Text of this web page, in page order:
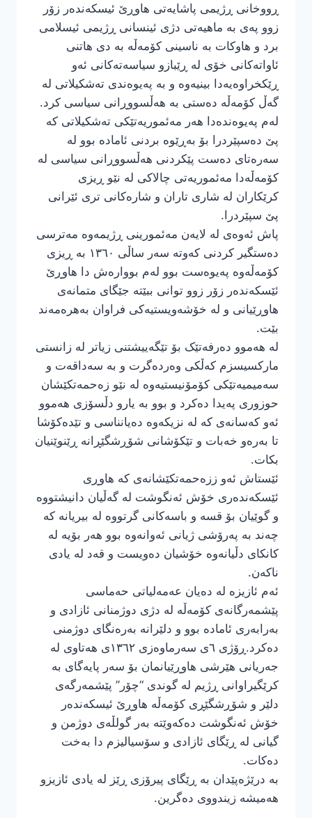
ڕووخانی ڕژیمی پاشایەتی هاوڕێ ئیسکەندەر زۆر
زوو پەی بە ماهیەتی دژی ئینسانی ڕژیمی ئیسلامی
برد و هاوکات بە ناسینی کۆمەڵە بە دی هاتنی
ئاواتەکانی خۆی لە ڕێبازو سیاسەتەکانی ئەو
ڕێکخراوەیەدا بینیەوە و بە پەیوەندی تەشکیلاتی لە
گەڵ کۆمەڵە دەستی بە هەڵسووڕانی سیاسی کرد.
لەم پەیوەندەدا هەر مەئموریەتێکی تەشکیلاتی کە
پێ دەسپێردرا بۆ بەڕێوە بردنی ئامادە بوو لە
سەرەتای دەست پێکردنی هەڵسووڕانی سیاسی لە
کۆمەڵەدا مەئموریەتی چالاکی لە نێو ڕیزی
کرێکاران لە شاری تاران و شارەکانی تری ئێرانی
پێ سپێردرا.
پاش ئەوەی لە لایەن مەئمورینی ڕژیمەوە مەترسی
دەستگیر کردنی کەوتە سەر ساڵی ١٣٦٠ بە ڕیزی
کۆمەڵەوە پەیوەست بوو لەم بووارەش دا هاوڕێ
ئێسکەندەر زۆر زوو توانی ببێتە جێگای متمانەی
هاوڕێیانی و لە خۆشەویستیەکی فراوان بەهرەمەند
بێت.
لە هەموو دەرفەتێک بۆ تێگەییشتنی زیاتر لە زانستی
مارکسیسزم کەڵکی وەردەگرت و بە سەداقەت و
سەمیمیەتێکی کۆمۆنیستیەوە لە نێو زەحمەتکێشان
حوزوری پەیدا دەکرد و بوو بە یارو دڵسۆزی هەموو
ئەو کەسانەی کە لە نزیکەوە دەیانناسی و تێدەکۆشا
تا بەرەو خەبات و تێکۆشانی شۆڕشگێڕانە ڕێنوێنیان
بکات.
ئێستاش ئەو ززەحمەتکێشانەی کە هاوڕی
ئێسکەندەری خۆش ئەنگوشت لە گەڵیان دانیشتووە
و گوێیان بۆ قسە و باسەکانی گرتووە لە بیریانە کە
چەند بە پەرۆشی ژیانی ئەوانەوە بوو هەر بۆیە لە
کانکای دڵیانەوە خۆشیان دەویست و قەد لە یادی
ناکەن.
ئەم ئازیزە لە دەیان عەمەلیاتی حەماسی
پێشمەرگانەی کۆمەڵە لە دژی دوژمنانی ئازادی و
بەرابەری ئامادە بوو و دلێرانە بەرەنگای دوژمنی
دەکرد.ڕۆژی ٦ی سەرماوەزی ١٣٦٢ی هەتاوی لە
جەریانی هێرشی هاوڕێیانمان بۆ سەر پایەگای بە
کرێگیراوانی ڕژیم لە گوندی “چۆر” پێشمەرگەی
دلێر و شۆڕشگێڕی کۆمەڵە هاوڕێ ئیسکەندەر
خۆش ئەنگوشت دەکەوێتە بەر گولڵەی دوژمن و
گیانی لە ڕێگای ئازادی و سۆسیالیزم دا بەخت
دەکات.
بە درێژەپێدان بە ڕێگای پیرۆزی ڕێز لە یادی ئازیزو
هەمیشە زیندووی دەگرین.